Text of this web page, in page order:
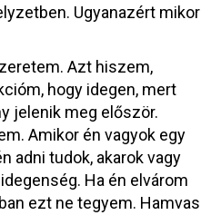
Ugyanazért mikor
Azt hiszem,
hogy idegen, mert
jelenik meg először.
Amikor én vagyok egy
adni tudok, akarok vagy
Ha én elvárom
ezt ne tegyem. Hamvas